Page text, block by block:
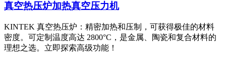
真空热压炉加热真空压力机
KINTEK 真空热压炉：精密加热和压制，可获得极佳的材料
密度。可定制温度高达 2800°C，是金属、陶瓷和复合材料的
理想之选。立即探索高级功能！